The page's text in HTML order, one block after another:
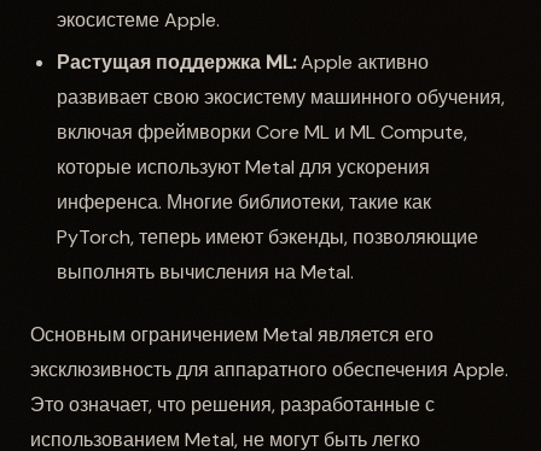
экосистеме Apple.
Растущая поддержка ML:Apple активно
развивает свою экосистему машинного обучения,
включая фреймворки Core ML и ML Compute,
которые используют Metal для ускорения
инференса. Многие библиотеки, такие как
PyTorch, теперь имеют бэкенды, позволяющие
выполнять вычисления на Metal.
Основным ограничением Metal является его
эксклюзивность для аппаратного обеспечения Apple.
Это означает, что решения, разработанные с
использованием Metal, не могут быть легко